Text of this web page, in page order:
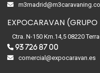
EXPOCARAVAN
Ctra. N-150 Km.14,5 08220
93 726 87 00
comercial@expocaravan.es